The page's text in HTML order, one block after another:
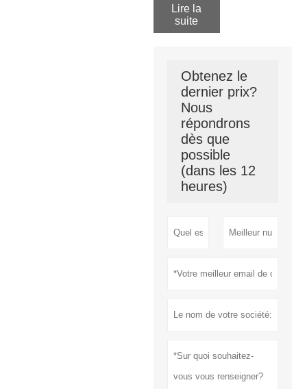
Lire la
suite
Obtenez le
dernier prix?
Nous
répondrons
dès que
possible
(dans les 12
heures)